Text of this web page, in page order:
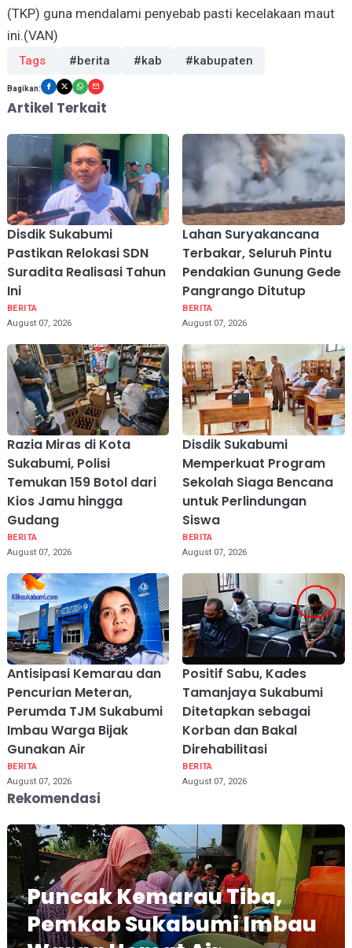
(TKP) guna mendalami penyebab pasti kecelakaan maut
ini.(VAN)
Tags #berita #kab #kabupaten
Bagikan:
Artikel Terkait
Disdik Sukabumi
Pastikan Relokasi SDN
Suradita Realisasi Tahun
Ini
BERITA
August 07, 2026
Lahan Suryakancana
Terbakar, Seluruh Pintu
Pendakian Gunung Gede
Pangrango Ditutup
BERITA
August 07, 2026
Razia Miras di Kota
Sukabumi, Polisi
Temukan 159 Botol dari
Kios Jamu hingga
Gudang
BERITA
August 07, 2026
Disdik Sukabumi
Memperkuat Program
Sekolah Siaga Bencana
untuk Perlindungan
Siswa
BERITA
August 07, 2026
Antisipasi Kemarau dan
Pencurian Meteran,
Perumda TJM Sukabumi
Imbau Warga Bijak
Gunakan Air
BERITA
August 07, 2026
Positif Sabu, Kades
Tamanjaya Sukabumi
Ditetapkan sebagai
Korban dan Bakal
Direhabilitasi
BERITA
August 07, 2026
Rekomendasi
Puncak Kemarau Tiba,
Pemkab Sukabumi Imbau